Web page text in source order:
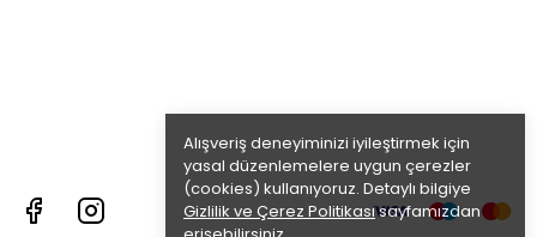
Alışveriş deneyiminizi iyileştirmek için
yasal düzenlemelere uygun çerezler
(cookies) kullanıyoruz. Detaylı bilgiye
Gizlilik ve Çerez Politikasısayfamızdan